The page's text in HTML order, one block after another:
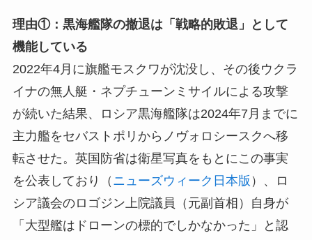
理由①：黒海艦隊の撤退は「戦略的敗退」として
機能している
2022年4月に旗艦モスクワが沈没し、その後ウクラ
イナの無人艇・ネプチューンミサイルによる攻撃
が続いた結果、ロシア黒海艦隊は2024年7月までに
主力艦をセバストポリからノヴォロシースクへ移
転させた。英国防省は衛星写真をもとにこの事実
を公表しており（ ニューズウィーク日本版 ）、ロ
シア議会のロゴジン上院議員（元副首相）自身が
「大型艦はドローンの標的でしかなかった」と認